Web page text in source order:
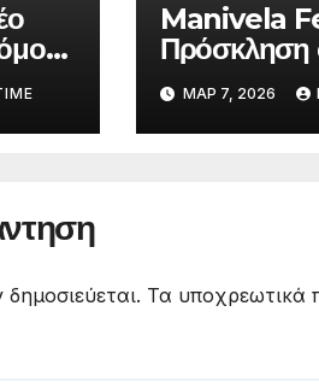
Manivela
Πρόσκληση
μαθητές
Λυκείου της
για
ΜΑΡ 7, 2026
Τα υποχρεωτικά